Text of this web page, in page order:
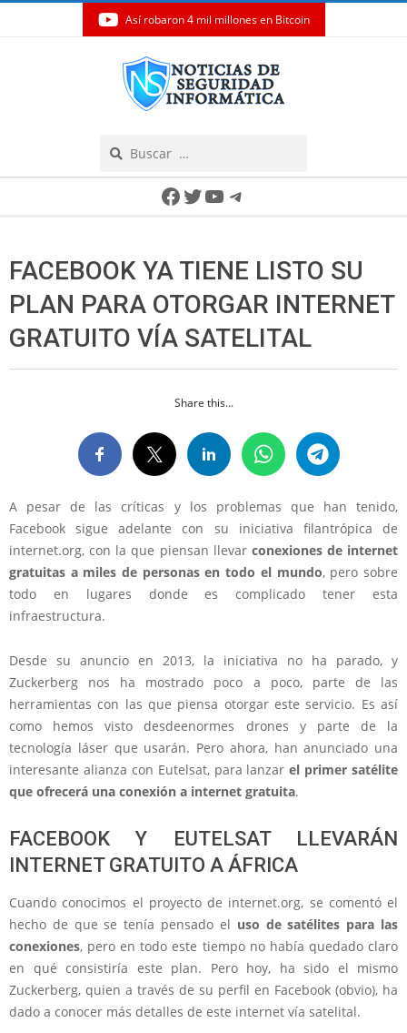
Así robaron 4 mil millones en Bitcoin
Facebook
Twitter
YouTube
Telegram
FACEBOOK YA TIENE LISTO SU
PLAN PARA OTORGAR INTERNET
GRATUITO VÍA SATELITAL
Share this...
A pesar de las críticas y los problemas que han tenido,
Facebook sigue adelante con su iniciativa filantrópica de
internet.org, con la que piensan llevar conexiones de internet
gratuitas a miles de personas en todo el mundo, pero sobre
todo en lugares donde es complicado tener esta
infraestructura.
Desde su anuncio en 2013, la iniciativa no ha parado, y
Zuckerberg nos ha mostrado poco a poco, parte de las
herramientas con las que piensa otorgar este servicio. Es así
como hemos visto desdeenormes drones y parte de la
tecnología láser que usarán. Pero ahora, han anunciado una
interesante alianza con Eutelsat, para lanzarel primer satélite
que ofrecerá una conexión a internet gratuita.
FACEBOOK Y EUTELSAT LLEVARÁN
INTERNET GRATUITO A ÁFRICA
Cuando conocimos el proyecto de internet.org, se comentó el
hecho de que se tenía pensado el uso de satélites para las
conexiones, pero en todo este tiempo no había quedado claro
en qué consistiría este plan. Pero hoy, ha sido el mismo
Zuckerberg, quien a través de su perfil en Facebook (obvio), ha
dado a conocer más detalles de este internet vía satelital.